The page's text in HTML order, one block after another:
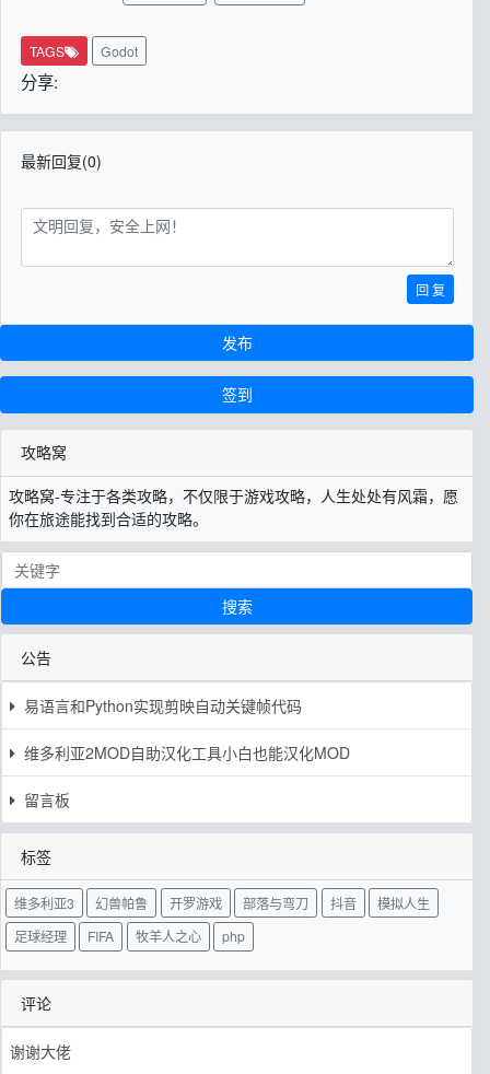
TAGS Godot
分享:
最新回复(0)
回 复
发布
签到
攻略窝
攻略窝-专注于各类攻略，不仅限于游戏攻略，人生处处有风霜，愿
你在旅途能找到合适的攻略。
搜索
公告
易语言和Python实现剪映自动关键帧代码
维多利亚2MOD自助汉化工具小白也能汉化MOD
留言板
标签
维多利亚3 幻兽帕鲁 开罗游戏 部落与弯刀 抖音
模拟人生
足球经理
FIFA 牧羊人之心 php
评论
谢谢大佬